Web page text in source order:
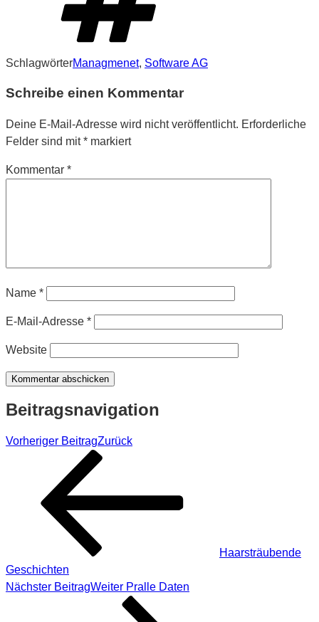
SchlagwörterManagmenet, Software AG
Schreibe einen Kommentar
Deine E-Mail-Adresse wird nicht veröffentlicht. Erforderliche
Felder sind mit* markiert
Kommentar *
Name *
E-Mail-Adresse *
Website
Beitragsnavigation
Vorheriger BeitragZurück
Haarsträubende
Geschichten
Nächster BeitragWeiter Pralle Daten